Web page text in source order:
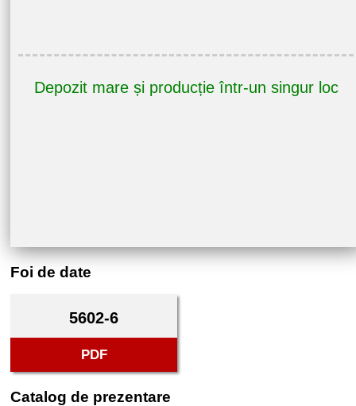
Depozit mare și producție într-un singur loc
Foi de date
5602-6
PDF
Catalog de prezentare